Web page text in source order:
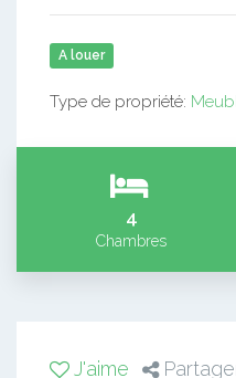
A louer
Type de propriété:
4
Chambres
J'aime